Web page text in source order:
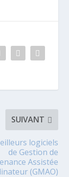
SUIVANT
logiciels
de Gestion de
Assistée
(GMAO)